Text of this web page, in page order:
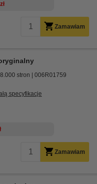
Zamawiam
stron 006R01759
specyfikacje
Zamawiam